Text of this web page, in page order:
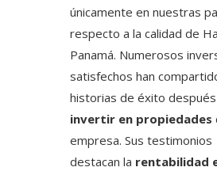
únicamente en nuestras
respecto a la calidad de
Panamá. Numerosos
satisfechos han
historias de éxito
invertir en propiedades
empresa. Sus testimonios
destacan la rentabilidad